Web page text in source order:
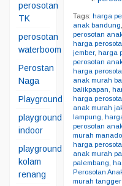
Tags: harga
anak bandung
perosotan
harga
jember, harga
perosotan
harga
anak murah
balikpapan
harga
anak murah
lampung
perosotan
murah manado,
harga
anak murah
palembang
Perosotan
murah
perosotan
TK
perosotan
waterboom
Perostan
Naga
Playground
playground
indoor
playground
kolam
renang